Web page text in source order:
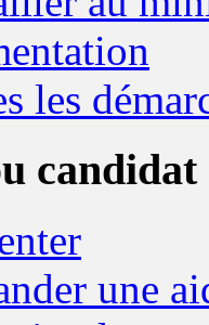
les
candidat
une